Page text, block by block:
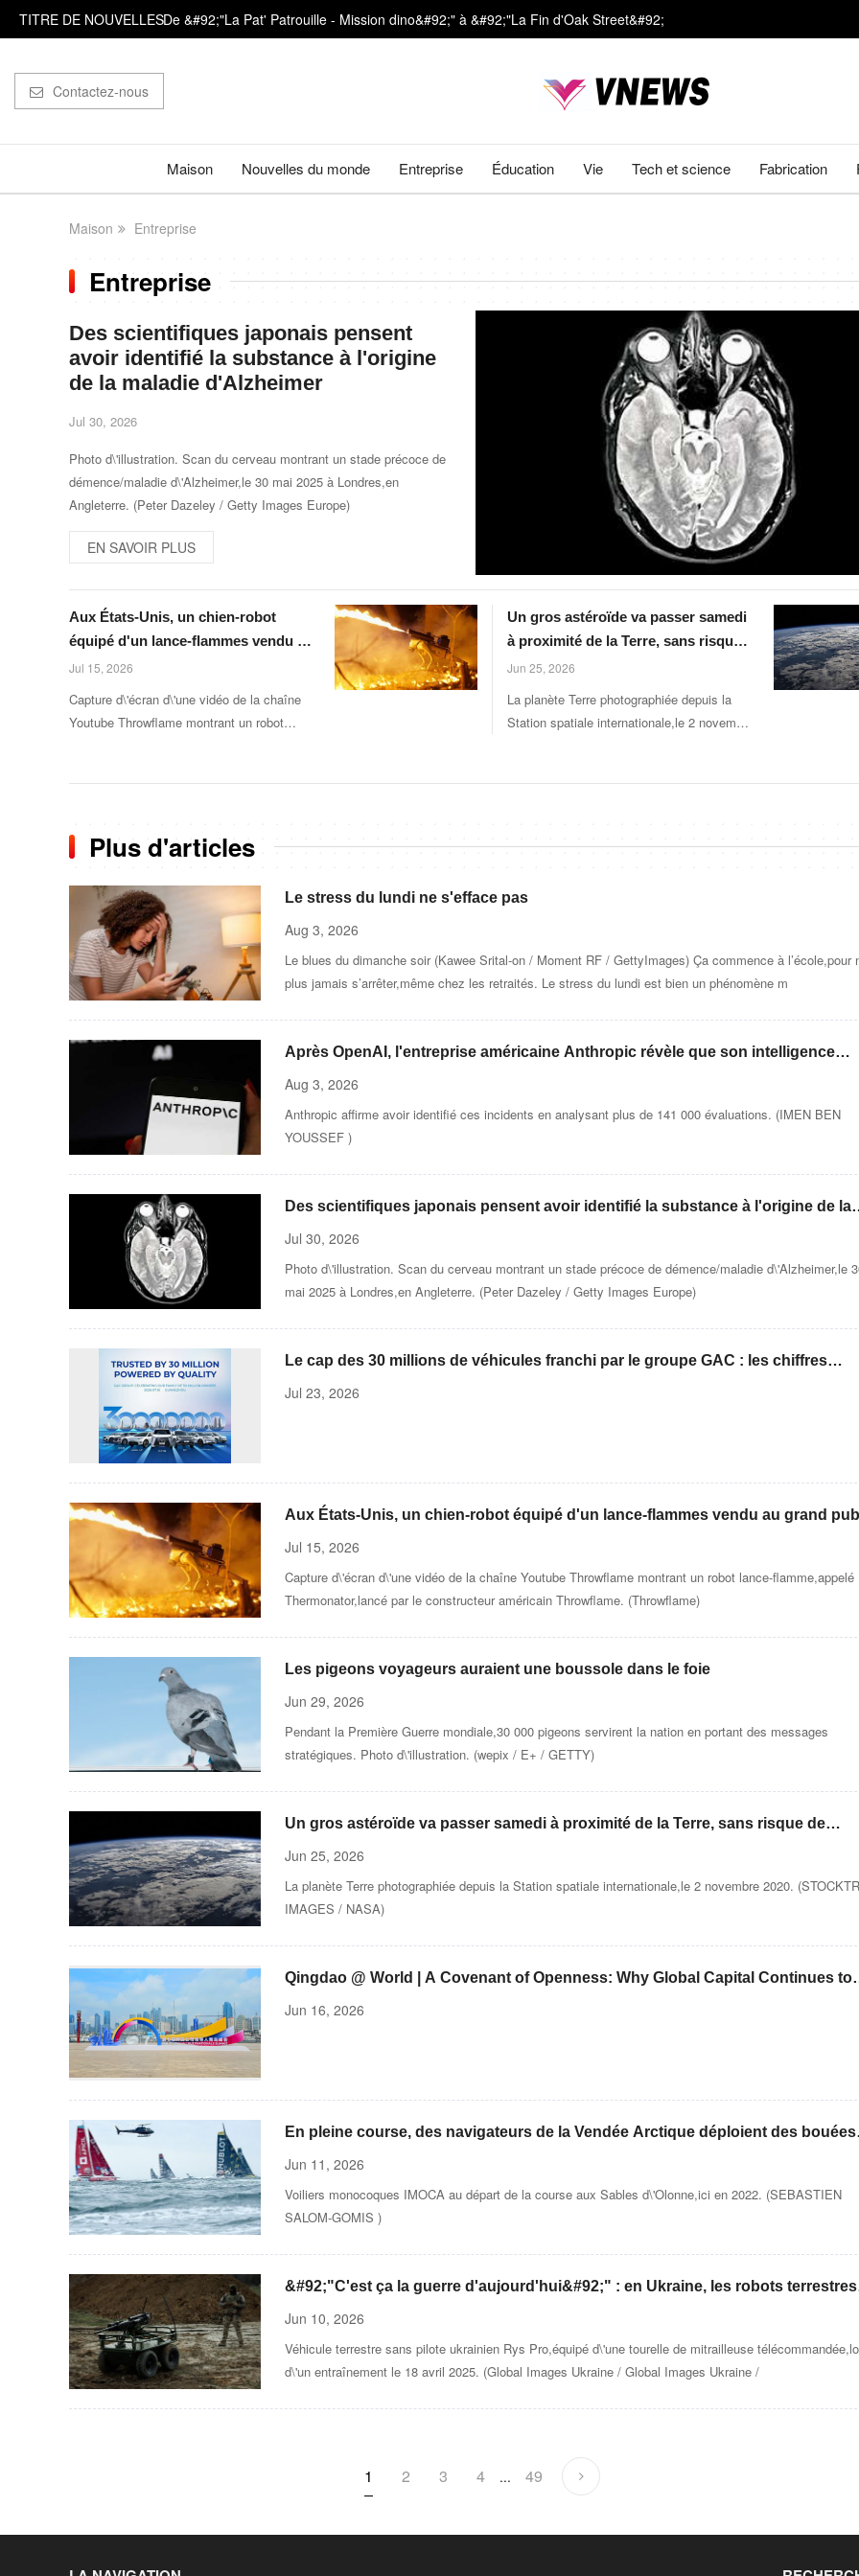
TITRE DE NOUVELLESDe &#92;"La Pat' Patrouille - Mission dino&#92;" à &#92;"La Fin d'Oak Street&#92;
Des archéologues découvrent des traces de bière vieilles de 4 500 ans dans des poteries rituelles
Contactez-nous
Maison Nouvelles du monde Entreprise Éducation Vie Tech et science Fabrication
Maison Entreprise
Entreprise
Des scientifiques japonais pensent
avoir identifié la substance à l'origine
de la maladie d'Alzheimer
Jul 30, 2026
Photo d\'illustration. Scan du cerveau montrant un stade précoce de
démence/maladie d\'Alzheimer,le 30 mai 2025 à Londres,en
Angleterre. (Peter Dazeley / Getty Images Europe)
EN SAVOIR PLUS
Aux États-Unis, un chien-robot
équipé d'un lance-flammes vendu au
grand public
Jul 15, 2026
Capture d\'écran d\'une vidéo de la chaîne
Youtube Throwflame montrant un robot
Un gros astéroïde va passer samedi
à proximité de la Terre, sans risque
de collision
Jun 25, 2026
La planète Terre photographiée depuis la
Station spatiale internationale,le 2 novembre
Plus d'articles
Le stress du lundi ne s'efface pas
Aug 3, 2026
Le blues du dimanche soir (Kawee Srital-on / Moment RF / GettyImages) Ça commence à l’école,pour
plus jamais s’arrêter,même chez les retraités. Le stress du lundi est bien un phénomène m
Après OpenAI, l'entreprise américaine Anthropic révèle que son intelligence
artificielle a accédé sans autorisation aux systèmes de trois organisations
Aug 3, 2026
Anthropic affirme avoir identifié ces incidents en analysant plus de 141 000 évaluations. (IMEN BEN
YOUSSEF )
Des scientifiques japonais pensent avoir identifié la substance à l'origine de la
maladie d'Alzheimer
Jul 30, 2026
Photo d\'illustration. Scan du cerveau montrant un stade précoce de démence/maladie d\'Alzheimer,le
mai 2025 à Londres,en Angleterre. (Peter Dazeley / Getty Images Europe)
Le cap des 30 millions de véhicules franchi par le groupe GAC : les chiffres
derrière « GAC Speed »
Jul 23, 2026
Aux États-Unis, un chien-robot équipé d'un lance-flammes vendu au grand
Jul 15, 2026
Capture d\'écran d\'une vidéo de la chaîne Youtube Throwflame montrant un robot lance-flamme,appelé
Thermonator,lancé par le constructeur américain Throwflame. (Throwflame)
Les pigeons voyageurs auraient une boussole dans le foie
Jun 29, 2026
Pendant la Première Guerre mondiale,30 000 pigeons servirent la nation en portant des messages
stratégiques. Photo d\'illustration. (wepix / E+ / GETTY)
Un gros astéroïde va passer samedi à proximité de la Terre, sans risque de
collision
Jun 25, 2026
La planète Terre photographiée depuis la Station spatiale internationale,le 2 novembre 2020.
IMAGES / NASA)
Qingdao @ World | A Covenant of Openness: Why Global Capital Continues to
Anchor in the Qingdao Market
Jun 16, 2026
En pleine course, des navigateurs de la Vendée Arctique déploient des bouées
pour surveiller le climat
Jun 11, 2026
Voiliers monocoques IMOCA au départ de la course aux Sables d\'Olonne,ici en 2022. (SEBASTIEN
SALOM-GOMIS )
&#92;"C'est ça la guerre d'aujourd'hui&#92;" : en Ukraine, les robots terrestres
esquissent la vision d'une guerre sans soldats
Jun 10, 2026
Véhicule terrestre sans pilote ukrainien Rys Pro,équipé d\'une tourelle de mitrailleuse
d\'un entraînement le 18 avril 2025. (Global Images Ukraine / Global Images Ukraine /
1 2 3 4 ... 49